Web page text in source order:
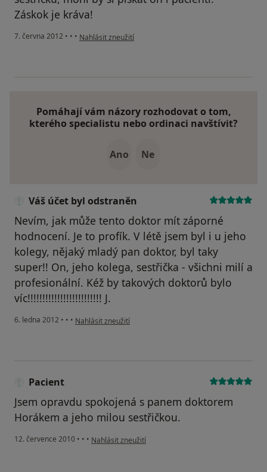
Záskok je kráva!
7. června 2012 • • • podle názoru uživatele Váš účet byl odstraněn
Nahlásit zneužití
Pomáhají vám názory rozhodovat o tom,
kterého specialistu nebo ordinaci navštívit?
Ano Ne
Váš účet byl odstraněn
Nevím, jak může tento doktor mít záporné
hodnocení. Je to profík. V létě jsem byl i u jeho
kolegy, nějaký mladý pan doktor, byl taky
super!! On, jeho kolega, sestřička - všichni milí a
profesionální. Kéž by takových doktorů bylo
víc!!!!!!!!!!!!!!!!!!!!!!!!! J.
6. ledna 2012 • • • podle názoru uživatele Váš účet byl odstraněn
Nahlásit zneužití
Pacient
Jsem opravdu spokojená s panem doktorem
Horákem a jeho milou sestřičkou.
12. července 2010 • • • podle názoru uživatele Pacient
Nahlásit zneužití